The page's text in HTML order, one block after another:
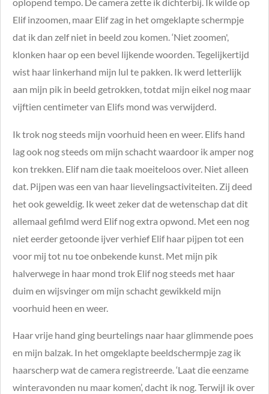
oplopend tempo. De camera zette ik dichterbij. Ik wilde op
Elif inzoomen, maar Elif zag in het omgeklapte schermpje
dat ik dan zelf niet in beeld zou komen. ‘Niet zoomen',
klonken haar op een bevel lijkende woorden. Tegelijkertijd
wist haar linkerhand mijn lul te pakken. Ik werd letterlijk
aan mijn pik in beeld getrokken, totdat mijn eikel nog maar
vijftien centimeter van Elifs mond was verwijderd.
Ik trok nog steeds mijn voorhuid heen en weer. Elifs hand
lag ook nog steeds om mijn schacht waardoor ik amper nog
kon trekken. Elif nam die taak moeiteloos over. Niet alleen
dat. Pijpen was een van haar lievelingsactiviteiten. Zij deed
het ook geweldig. Ik weet zeker dat de wetenschap dat dit
allemaal gefilmd werd Elif nog extra opwond. Met een nog
niet eerder getoonde ijver verhief Elif haar pijpen tot een
voor mij tot nu toe onbekende kunst. Met mijn pik
halverwege in haar mond trok Elif nog steeds met haar
duim en wijsvinger om mijn schacht gewikkeld mijn
voorhuid heen en weer.
Haar vrije hand ging beurtelings naar haar glimmende poes
en mijn balzak. In het omgeklapte beeldschermpje zag ik
haarscherp wat de camera registreerde. ‘Laat die eenzame
winteravonden nu maar komen’, dacht ik nog. Terwijl ik over